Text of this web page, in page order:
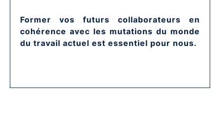
Former vos futurs collaborateurs en
cohérence avec les mutations du monde
du travail actuel est essentiel pour nous.